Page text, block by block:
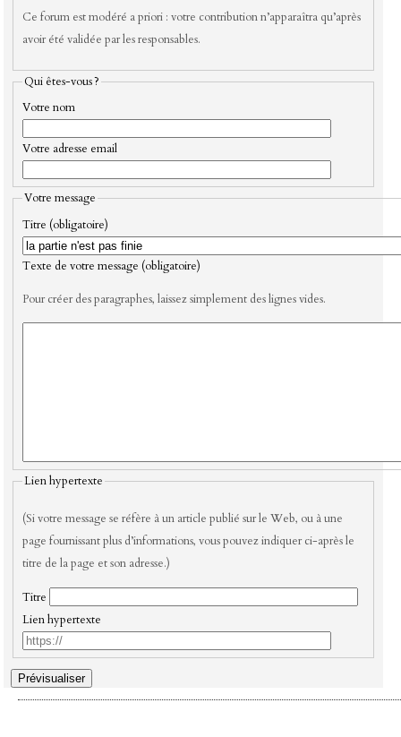
Ce forum est modéré a priori : votre contribution n’apparaîtra qu’après
avoir été validée par les responsables.
Qui êtes-vous ?
Votre nom
Votre adresse email
Votre message
Titre (obligatoire)
Texte de votre message (obligatoire)
Pour créer des paragraphes, laissez simplement des lignes vides.
Lien hypertexte
(Si votre message se réfère à un article publié sur le Web, ou à une
page fournissant plus d’informations, vous pouvez indiquer ci-après le
titre de la page et son adresse.)
Titre
Lien hypertexte